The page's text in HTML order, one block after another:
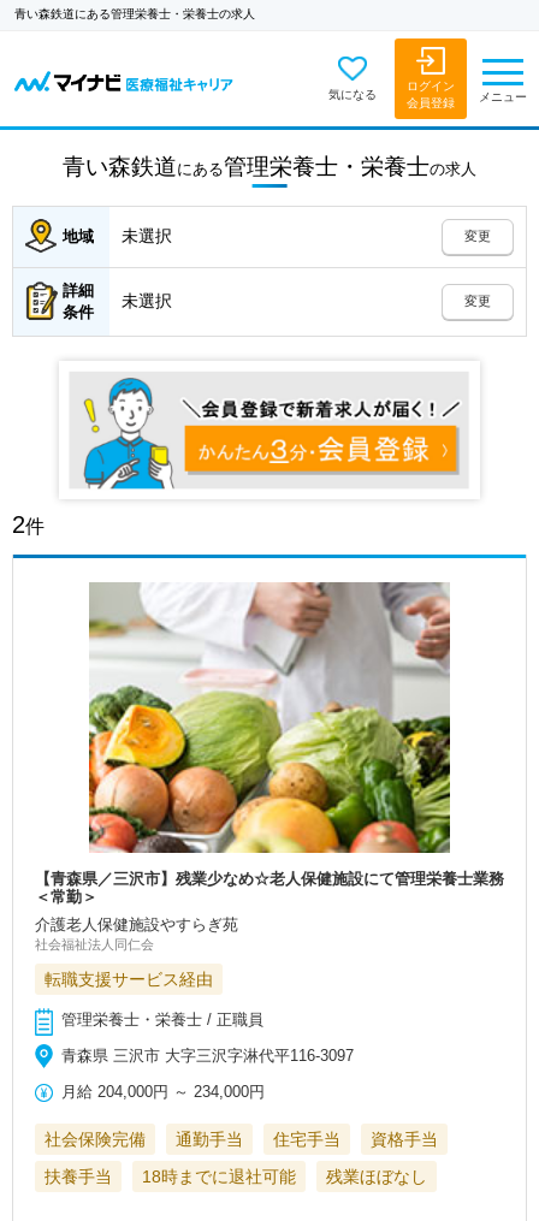
青い森鉄道にある管理栄養士・栄養士の求人
気になる
ログイン
会員登録
メニュー
青い森鉄道にある管理栄養士・栄養士の求人
地域 未選択 変更
詳細
条件
未選択 変更
2件
【青森県／三沢市】残業少なめ☆老人保健施設にて管理栄養士業務
＜常勤＞
介護老人保健施設やすらぎ苑
社会福祉法人同仁会
転職支援サービス経由
管理栄養士・栄養士 / 正職員
青森県 三沢市 大字三沢字淋代平116-3097
月給 204,000円 ～ 234,000円
社会保険完備 通勤手当 住宅手当
資格手当
扶養手当
18時までに退社可能 残業ほぼなし